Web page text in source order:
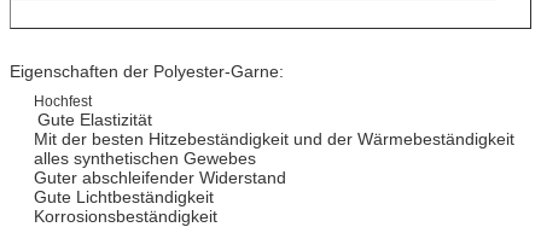
Eigenschaften der Polyester-Garne:
Hochfest
Gute Elastizität
Mit der besten Hitzebeständigkeit und der Wärmebeständigkeit
alles synthetischen Gewebes
Guter abschleifender Widerstand
Gute Lichtbeständigkeit
Korrosionsbeständigkeit